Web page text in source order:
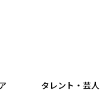
タレント・芸人